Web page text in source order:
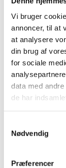
Vi bruger
annoncer, til at
at analysere
din brug af
for sociale
data med
de har
Nødvendig
Præferencer
2026
Projektet har
af de tre
Aabenraa.
Kunstskole.